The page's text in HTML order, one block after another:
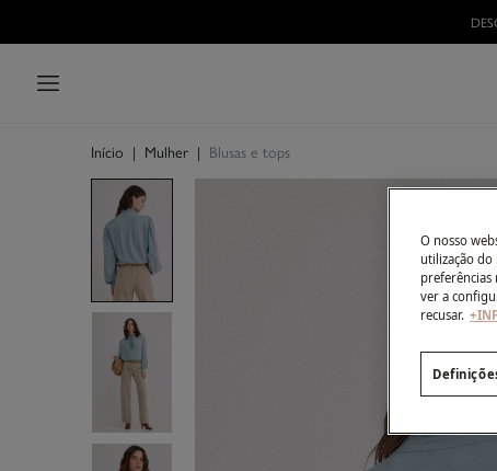
Início | Mulher | Blusas e tops
O nosso
utilização do
preferências
ver a
recusar.